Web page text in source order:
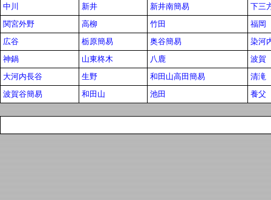
中川
新井 新井南簡易
下三
関宮外野
高柳 竹田
福岡
広谷
栃原簡易 奥谷簡易
染河
神鍋
山東柊木 八鹿
波賀
大河内長谷
生野 和田山高田簡易
清滝
波賀谷簡易
和田山 池田 養父